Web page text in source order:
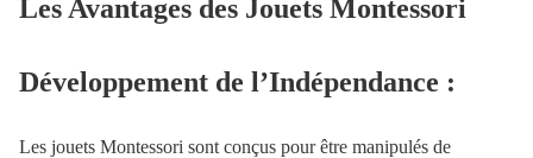
Les Avantages des Jouets Montessori
Développement de l’Indépendance :
Les jouets Montessori sont conçus pour être manipulés de